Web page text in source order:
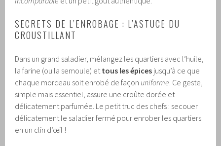
SECRETS DE L’ENROBAGE : L’ASTUCE DU
CROUSTILLANT
Dans un grand saladier, mélangez les quartiers avec l’huile,
la farine (ou la semoule) et tous les épices jusqu’à ce que
chaque morceau soit enrobé de façon uniforme . Ce geste,
simple mais essentiel, assure une croûte dorée et
délicatement parfumée. Le petit truc des chefs : secouer
délicatement le saladier fermé pour enrober les quartiers
en un clin d’œil !